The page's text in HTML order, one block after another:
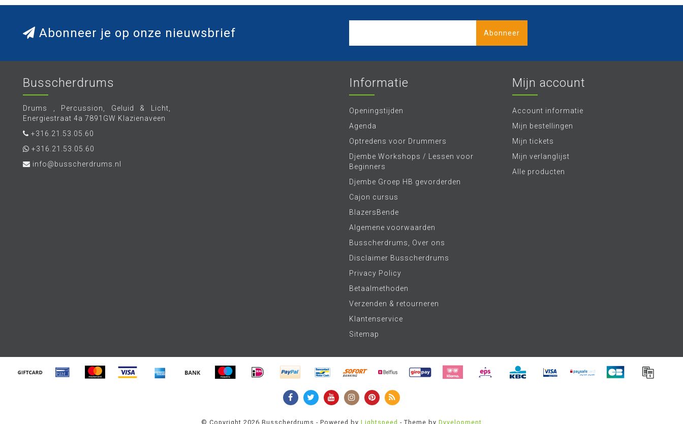
Abonneer je op onze nieuwsbrief Abonneer
Busscherdrums
Drums , Percussion, Geluid & Licht,
Energiestraat 4a 7891GW Klazienaveen
+316.21.53.05.60
+316.21.53.05.60
info@busscherdrums.nl
Informatie
Openingstijden
Agenda
Optredens voor Drummers
Djembe Workshops / Lessen voor
Beginners
Djembe Groep HB gevorderden
Cajon cursus
BlazersBende
Algemene voorwaarden
Busscherdrums, Over ons
Disclaimer Busscherdrums
Privacy Policy
Betaalmethoden
Verzenden & retourneren
Klantenservice
Sitemap
Mijn account
Account informatie
Mijn bestellingen
Mijn tickets
Mijn verlanglijst
Alle producten
© Copyright 2026 Busscherdrums - Powered by Lightspeed - Theme by Dyvelopment